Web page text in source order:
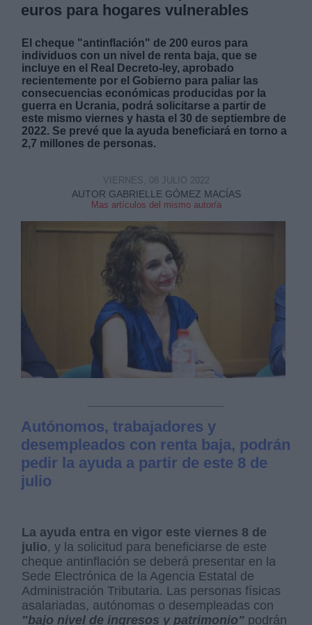
euros para hogares vulnerables
El cheque "antinflación" de 200 euros para
individuos con un nivel de renta baja, que se
incluye en el Real Decreto-ley, aprobado
recientemente por el Gobierno para paliar las
consecuencias económicas producidas por la
guerra en Ucrania, podrá solicitarse a partir de
este mismo viernes y hasta el 30 de septiembre de
2022. Se prevé que la ayuda beneficiará en torno a
2,7 millones de personas.
AUTOR GABRIELLE GÓMEZ MACÍAS
Mas artículos del mismo autor/a
VIERNES, 08 JULIO 2022
Autónomos, trabajadores y
desempleados con renta baja, podrán
pedir la ayuda a partir de este 8 de
julio
La ayuda entra en vigor este viernes 8 de
julio, y la solicitud para beneficiarse de este
cheque antinflación se deberá presentar en la
Sede Electrónica de la Agencia Estatal de
Administración Tributaria. Las personas físicas
asalariadas, autónomas o desempleadas con
"bajo nivel de ingresos y patrimonio" podrán